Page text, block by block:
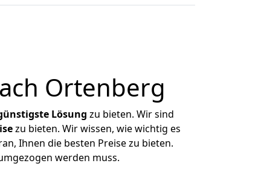
Ortenberg
Lösung zu bieten. Wir sind
zu bieten. Wir wissen, wie wichtig es
Ihnen die besten Preise zu bieten.
werden muss.